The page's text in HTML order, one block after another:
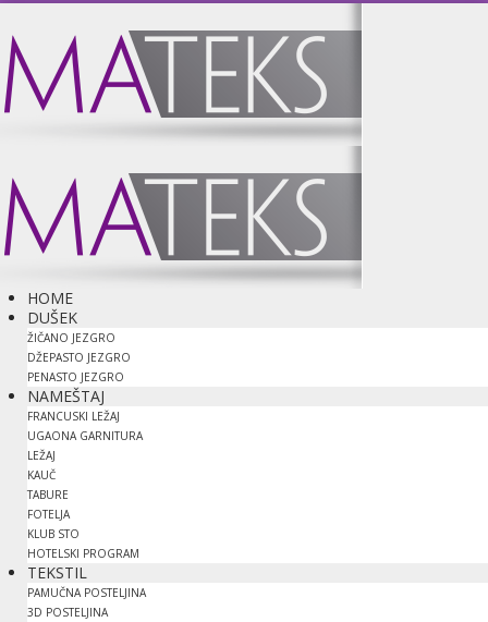
HOME
DUŠEK
ŽIČANO JEZGRO
DŽEPASTO JEZGRO
PENASTO JEZGRO
NAMEŠTAJ
FRANCUSKI LEŽAJ
UGAONA GARNITURA
LEŽAJ
KAUČ
TABURE
FOTELJA
KLUB STO
HOTELSKI PROGRAM
TEKSTIL
PAMUČNA POSTELJINA
3D POSTELJINA